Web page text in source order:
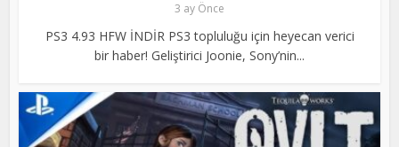
3 ay Önce
PS3 4.93 HFW İNDİR PS3 topluluğu için heyecan verici
bir haber! Geliştirici Joonie, Sony’nin...